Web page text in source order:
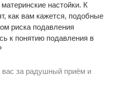
настойки. К
как вам кажется, подобные
риска подавления
к понятию подавления в
вас за радушный приём и